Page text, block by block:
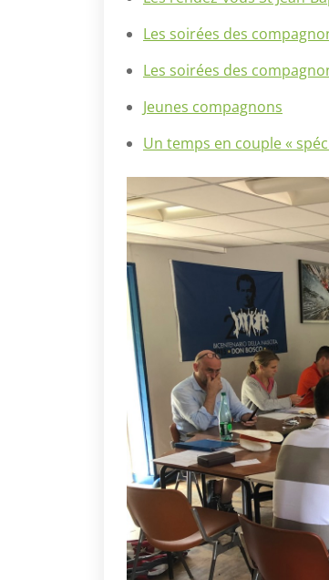
Les soirées des
Les soirées des
Jeunes compagnons
Un temps en couple «